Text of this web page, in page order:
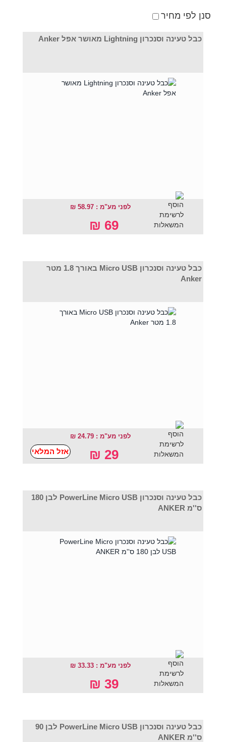
סנן לפי מחיר
כבל טעינה וסנכרון Lightning מאושר אפל Anker
לפני מע"מ : 58.97 ₪
69 ₪
כבל טעינה וסנכרון Micro USB באורך 1.8 מטר
Anker
לפני מע"מ : 24.79 ₪
29 ₪ אזל המלאי
כבל טעינה וסנכרון PowerLine Micro USB לבן 180
ס''מ ANKER
לפני מע"מ : 33.33 ₪
39 ₪
כבל טעינה וסנכרון PowerLine Micro USB לבן 90
ס''מ ANKER